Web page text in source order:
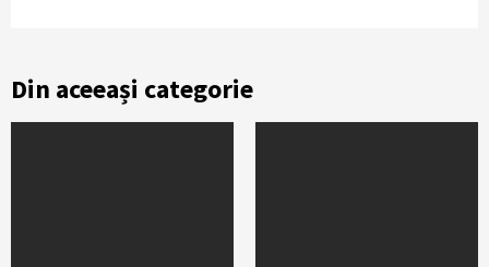
Din aceeași categorie